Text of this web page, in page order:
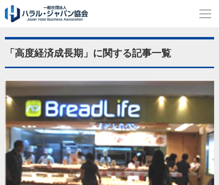
「高度経済成長期」に関する記事一覧